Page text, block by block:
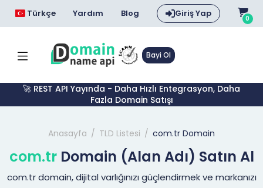
Türkçe Yardım Blog Giriş Yap 0
Bayi Ol
🚀 REST API Yayında - Daha Hızlı Entegrasyon, Daha
Fazla Domain Satışı
Anasayfa TLD Listesi com.tr Domain
com.trDomain (Alan Adı) Satın Al
com.tr domain, dijital varlığınızı güçlendirmek ve markanızı